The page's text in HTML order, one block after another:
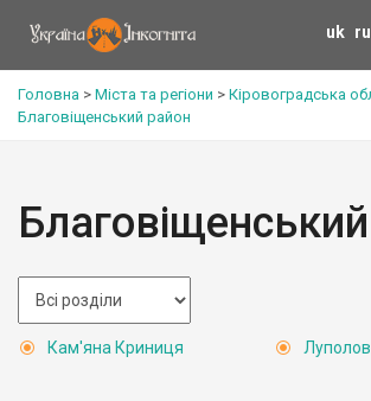
uk ru
Головна > Міста та регіони > Кіровоградська
Благовіщенський район
Кам'яна Криниця